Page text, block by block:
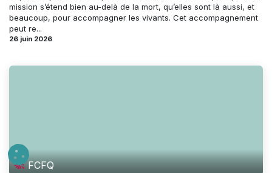
mission s’étend bien au-delà de la mort, qu’elles sont là aussi, et
beaucoup, pour accompagner les vivants. Cet accompagnement
peut re...
26 juin 2026
FCFQ